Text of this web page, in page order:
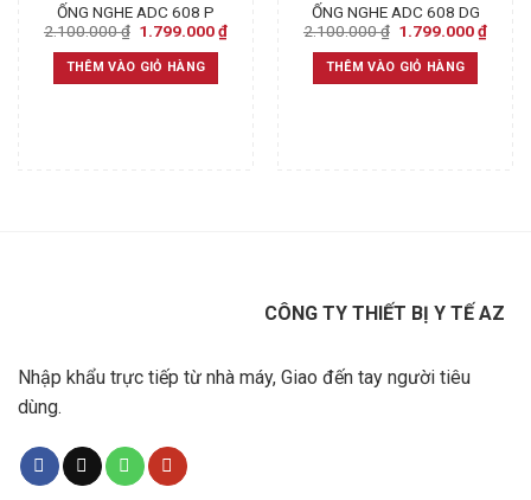
ỐNG NGHE ADC 608 P
2.100.000₫ Original
was:
2.100.000 ₫.
1.799.000₫Current
THÊM VÀO GIỎ HÀNG
ỐNG NGHE ADC 608 DG
2.100.000₫ Original
was:
2.100.000 ₫.
1.799.000₫
THÊM VÀO GIỎ HÀNG
CÔNG TY THIẾT BỊ Y TẾ AZ
Nhập khẩu trực tiếp từ nhà máy, Giao đến tay người tiêu
dùng.